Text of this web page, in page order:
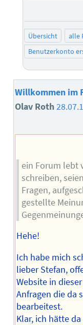
Übersicht alle
Benutzerkonto
Willkommen im
Olav Roth
ein Forum lebt
schreiben,
Fragen,
gestellte
Hehe!
Ich habe mich
lieber Stefan,
Website in
Anfragen die da
bearbeitest.
Klar, ich hätte